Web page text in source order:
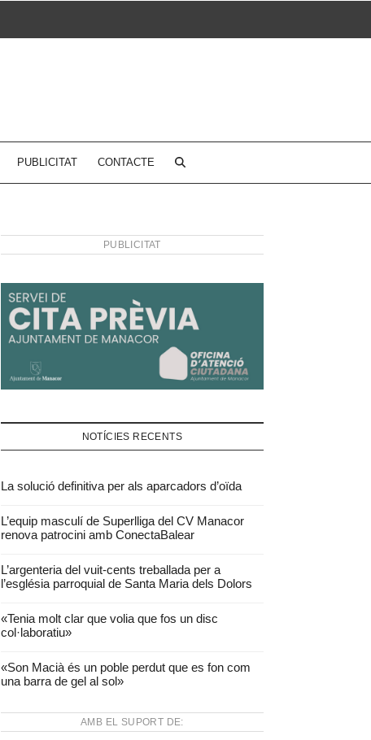
PUBLICITAT CONTACTE
PUBLICITAT
NOTÍCIES RECENTS
La solució definitiva per als aparcadors d’oïda
L’equip masculí de Superlliga del CV Manacor
renova patrocini amb ConectaBalear
L’argenteria del vuit-cents treballada per a
l’església parroquial de Santa Maria dels Dolors
«Tenia molt clar que volia que fos un disc
col·laboratiu»
«Son Macià és un poble perdut que es fon com
una barra de gel al sol»
AMB EL SUPORT DE: